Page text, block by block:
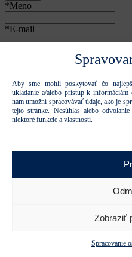
Aby sme mohli poskytovať čo
ukladanie a/alebo prístup k
nám umožní spracovávať údaje, ako je
tejto stránke. Nesúhlas alebo
niektoré funkcie a vlastnosti.
Zobraziť
Spracovanie
*Meno
*E-mail
Príloha
Vyberte súbor
Ďakujeme, formulár bol
Pravidlá ochrany